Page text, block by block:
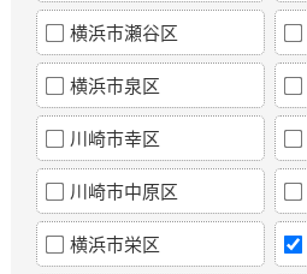
横浜市瀬谷区
横浜市泉区
川崎市幸区
川崎市中原区
横浜市栄区